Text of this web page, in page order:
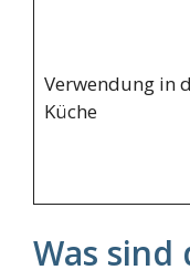
Verwendung in
Küche
Was